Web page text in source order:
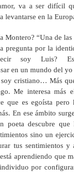
va a ser difícil
levantarse en la
Montero? “Una de
pregunta por la
soy Luis?
en un mundo del
cristiano… Más
Me interesa más
que es egoísta
En ese ámbito
poeta descubre
sino un
tus sentimientos y
aprendiendo que
por